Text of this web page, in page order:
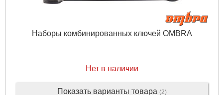
Наборы комбинированных ключей OMBRA
Нет в наличии
Показать варианты товара (2)